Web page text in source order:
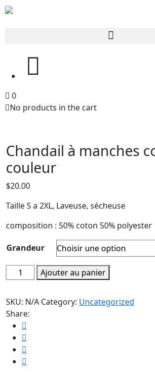
0
No products in the cart
Chandail à manches
couleur
$20.00
Taille S a 2XL, Laveuse, sécheuse
composition : 50% coton 50% polyester
Grandeur
Ajouter au panier
SKU: N/A Category: Uncategorized
Share: